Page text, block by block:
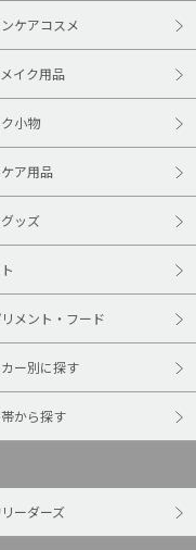
ケアコスメ
イク用品
小物
ア用品
ッズ
メント・フード
カー別に探す
から探す
ーダーズ